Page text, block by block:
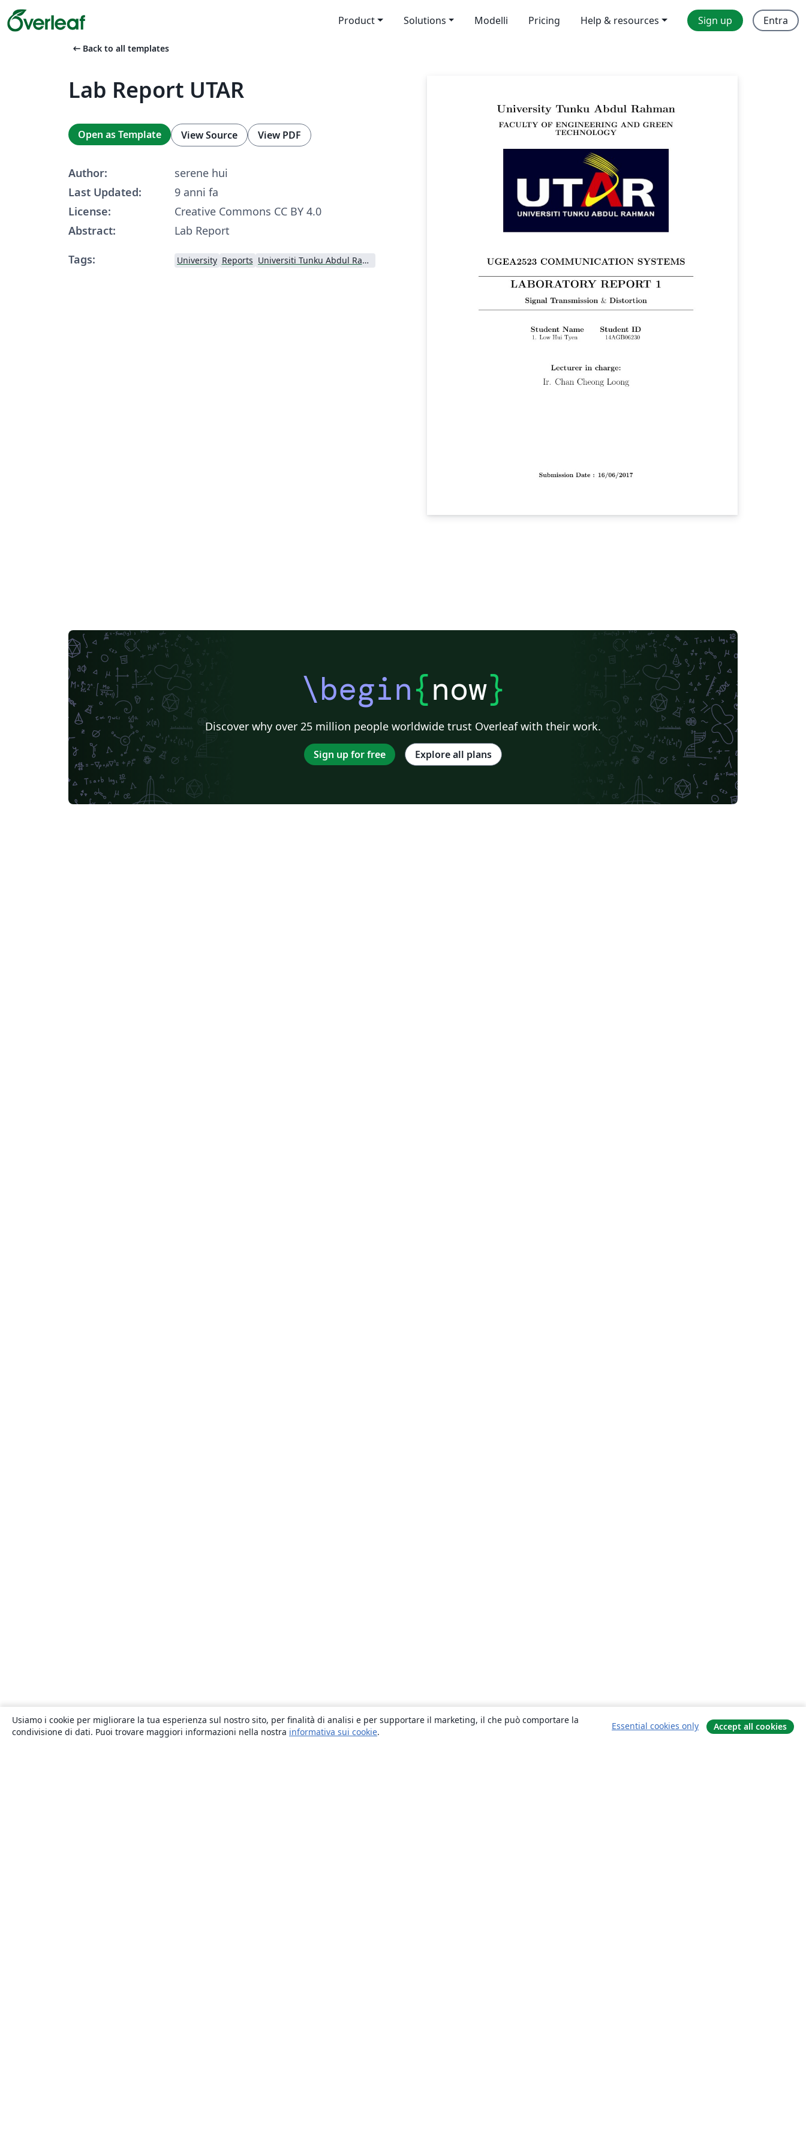
Product Solutions Modelli Pricing Help & resources Sign up Entra
arrow_left_alt Back to all templates
Lab Report UTAR
Open as Template View Source View PDF
Author:
serene hui
Last Updated:
9 anni fa
License:
Creative Commons CC BY 4.0
Abstract:
Lab Report
Tags:
University Reports Universiti Tunku Abdul Rahman (UTAR)
\begin{now}
Discover why over 25 million people worldwide trust Overleaf with their work.
Sign up for free Explore all plans
Usiamo i cookie per migliorare la tua esperienza sul nostro sito, per finalità di analisi e per supportare il marketing, il che può comportare la
condivisione di dati. Puoi trovare maggiori informazioni nella nostra informativa sui cookie.
Essential cookies only Accept all cookies